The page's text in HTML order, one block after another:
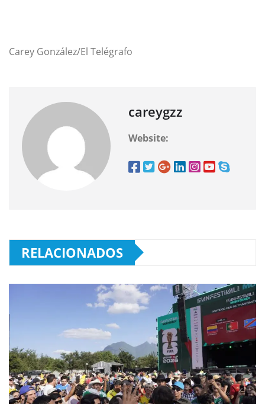
Carey González/El Telégrafo
careygzz
Website:
RELACIONADOS